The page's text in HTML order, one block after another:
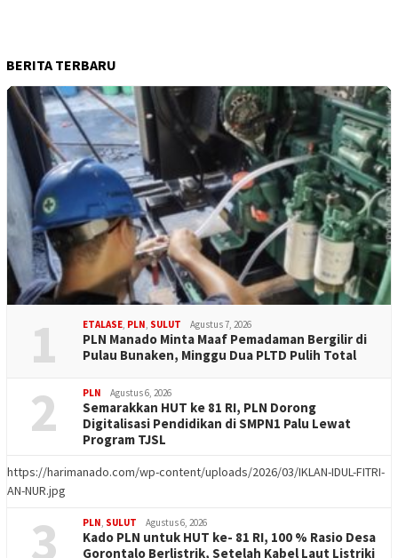
BERITA TERBARU
1 ETALASE, PLN, SULUT Agustus 7, 2026
PLN Manado Minta Maaf Pemadaman Bergilir di
Pulau Bunaken, Minggu Dua PLTD Pulih Total
2 PLN Agustus 6, 2026
Semarakkan HUT ke 81 RI, PLN Dorong
Digitalisasi Pendidikan di SMPN1 Palu Lewat
Program TJSL
https://harimanado.com/wp-content/uploads/2026/03/IKLAN-IDUL-FITRI-
AN-NUR.jpg
3 PLN, SULUT Agustus 6, 2026
Kado PLN untuk HUT ke- 81 RI, 100 % Rasio Desa
Gorontalo Berlistrik, Setelah Kabel Laut Listriki